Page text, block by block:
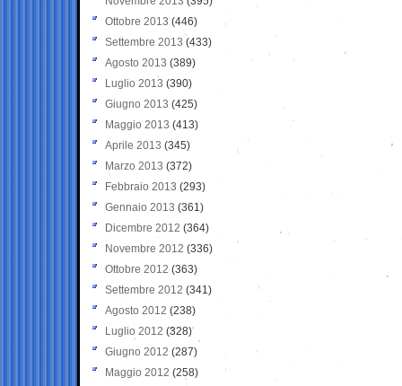
Ottobre 2013 (446)
Settembre 2013 (433)
Agosto 2013 (389)
Luglio 2013 (390)
Giugno 2013 (425)
Maggio 2013 (413)
Aprile 2013 (345)
Marzo 2013 (372)
Febbraio 2013 (293)
Gennaio 2013 (361)
Dicembre 2012 (364)
Novembre 2012 (336)
Ottobre 2012 (363)
Settembre 2012 (341)
Agosto 2012 (238)
Luglio 2012 (328)
Giugno 2012 (287)
Maggio 2012 (258)